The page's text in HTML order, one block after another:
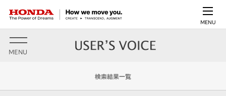
MENU
MENU
検索結果一覧